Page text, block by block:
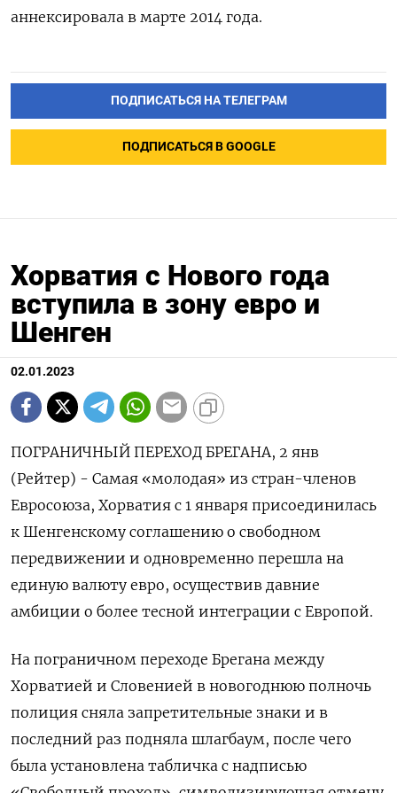
аннексировала в марте 2014 года.
ПОДПИСАТЬСЯ НА ТЕЛЕГРАМ
ПОДПИСАТЬСЯ В GOOGLE
Хорватия с Нового года
вступила в зону евро и
Шенген
02.01.2023
ПОГРАНИЧНЫЙ ПЕРЕХОД БРЕГАНА, 2 янв
(Рейтер) - Самая «молодая» из стран-членов
Евросоюза, Хорватия с 1 января присоединилась
к Шенгенскому соглашению о свободном
передвижении и одновременно перешла на
единую валюту евро, осуществив давние
амбиции о более тесной интеграции с Европой.
На пограничном переходе Брегана между
Хорватией и Словенией в новогоднюю полночь
полиция сняла запретительные знаки и в
последний раз подняла шлагбаум, после чего
была установлена табличка с надписью